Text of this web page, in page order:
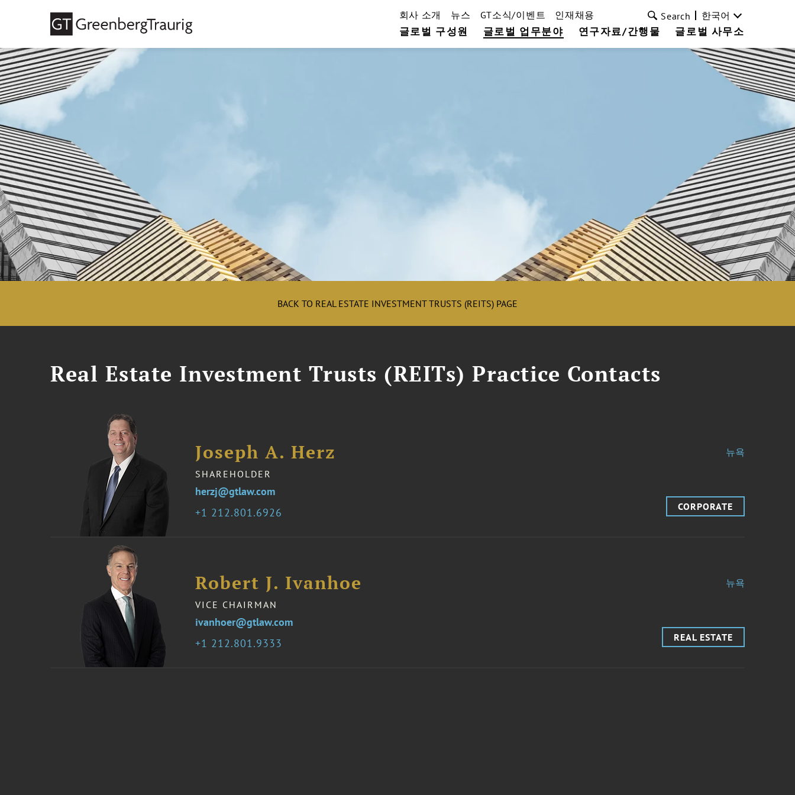
글로벌 구성원 글로벌 업무분야 연구자료/간행물 글로벌 사무소
회사 소개 뉴스 GT소식/이벤트 인재채용 Search 한국어
BACK TO REAL ESTATE INVESTMENT TRUSTS (REITS) PAGE
Real Estate Investment Trusts (REITs) Practice Contacts
Joseph A. Herz
SHAREHOLDER
1 212.801.6926
herzj@gtlaw.com
뉴욕
CORPORATE
Robert J. Ivanhoe
VICE CHAIRMAN
1 212.801.9333
ivanhoer@gtlaw.com
뉴욕
REAL ESTATE